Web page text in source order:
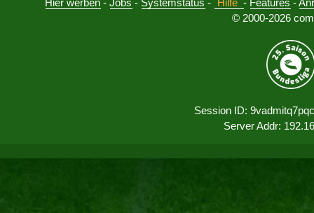
Hier werben -Jobs - Systemstatus - Hilfe - Features -
© 2000-2026
Session ID:
Server Addr: